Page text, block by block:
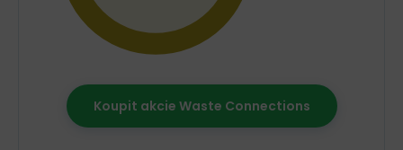
Koupit akcie Waste Connections